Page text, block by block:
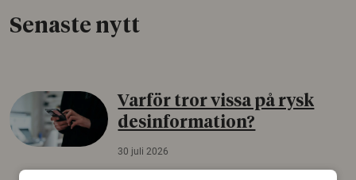
Senaste nytt
Varför tror vissa på rysk
desinformation?
30 juli 2026